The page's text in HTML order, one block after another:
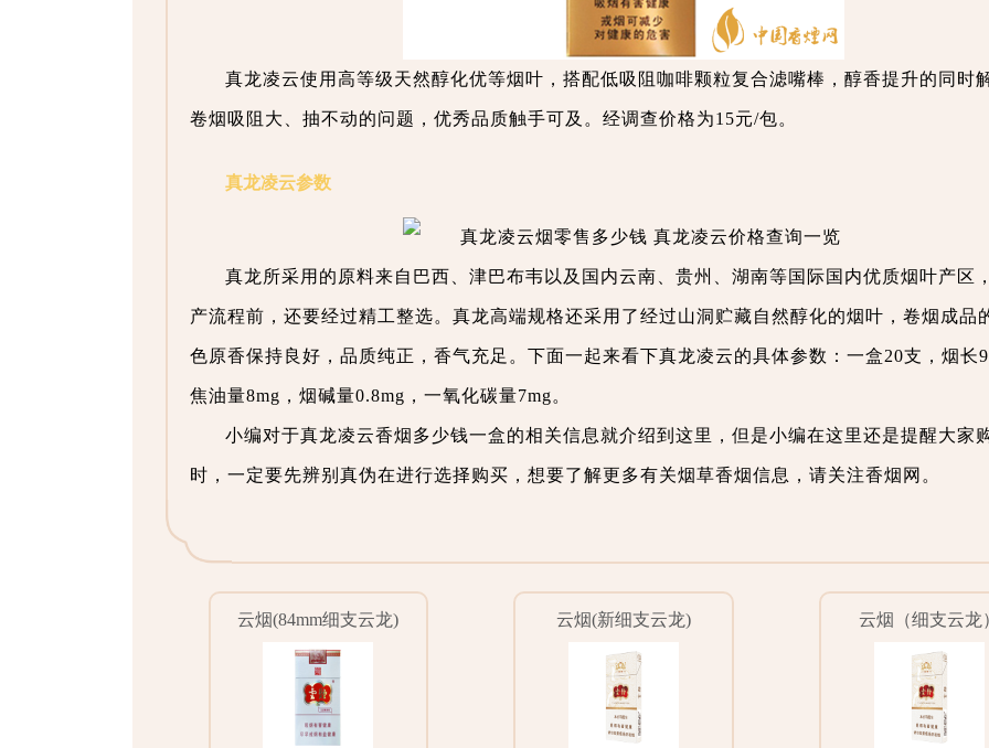
真龙凌云使用高等级天然醇化优等烟叶，搭配低吸阻咖啡颗粒复合滤嘴棒，醇香提升的同时
卷烟吸阻大、抽不动的问题，优秀品质触手可及。经调查价格为15元/包。
真龙凌云参数
真龙所采用的原料来自巴西、津巴布韦以及国内云南、贵州、湖南等国际国内优质烟叶产区
产流程前，还要经过精工整选。真龙高端规格还采用了经过山洞贮藏自然醇化的烟叶，卷烟成品
色原香保持良好，品质纯正，香气充足。下面一起来看下真龙凌云的具体参数：一盒20支，烟长
焦油量8mg，烟碱量0.8mg，一氧化碳量7mg。
小编对于真龙凌云香烟多少钱一盒的相关信息就介绍到这里，但是小编在这里还是提醒大家
时，一定要先辨别真伪在进行选择购买，想要了解更多有关烟草香烟信息，请关注香烟网。
云烟(84mm细支云龙) 云烟(新细支云龙) 云烟（细支云龙